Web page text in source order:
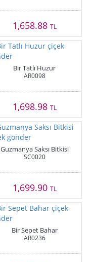
1,658.88 TL
Bir Tatlı Huzur
AR0098
1,698.98 TL
Guzmanya Saksı Bitkisi
SC0020
1,699.90 TL
Bir Sepet Bahar
AR0236